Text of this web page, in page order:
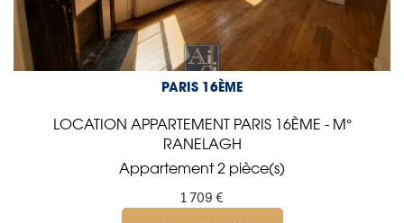
PARIS 16ÈME
LOCATION APPARTEMENT PARIS 16ÈME - M°
RANELAGH
Appartement 2 pièce(s)
1 709 €